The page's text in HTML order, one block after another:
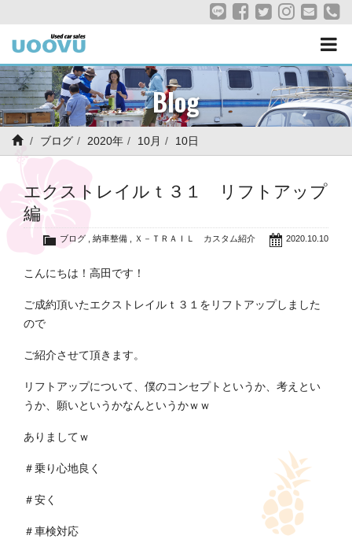
Blog
ブログ 2020年 10月 10日
エクストレイルｔ３１ リフトアップ
編
2020.10.10
ブログ 納車整備 Ｘ－ＴＲＡＩＬ カスタム紹介
こんにちは！高田です！
ご成約頂いたエクストレイルｔ３１をリフトアップしました
ので
ご紹介させて頂きます。
リフトアップについて、僕のコンセプトというか、考えとい
うか、願いというかなんというかｗｗ
ありましてｗ
＃乗り心地良く
＃安く
＃車検対応